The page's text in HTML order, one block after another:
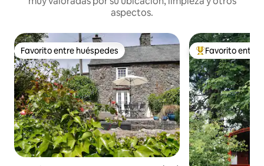
aspectos.
Favorito entre huéspedes
Favorito entre huéspedes Favorito entre
Favorito entre